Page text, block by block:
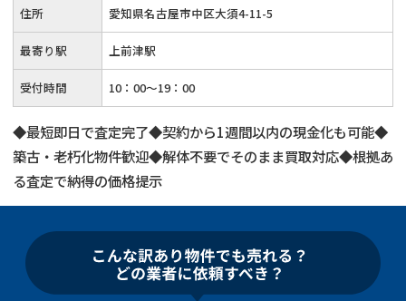
住所 愛知県名古屋市中区大須4-11-5
最寄り駅 上前津駅
受付時間 10：00～19：00
◆最短即日で査定完了◆契約から1週間以内の現金化も可能◆
築古・老朽化物件歓迎◆解体不要でそのまま買取対応◆根拠あ
る査定で納得の価格提示